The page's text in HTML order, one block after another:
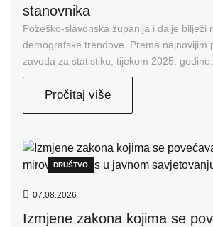
stanovnika
Požeško-slavonska županija i dalje bilježi
demografske trendove. Prema najnovijim
zavoda za statistiku, tijekom 2025. godine...
Pročitaj više
DRUŠTVO
07.08.2026
Izmjene zakona kojima se